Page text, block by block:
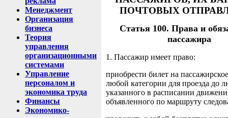
Менеджмент
Организация
бизнеса
Теория
управления
организационными
системами
Управление
персоналом и
экономика труда
Финансы
Экономико-
ПОЧТОВЫХ
Статья 100. Права и
пассажира
1. Пассажир имеет право:
приобрести билет на
любой категории для проезда до
указанного в расписании
объявленного по маршруту